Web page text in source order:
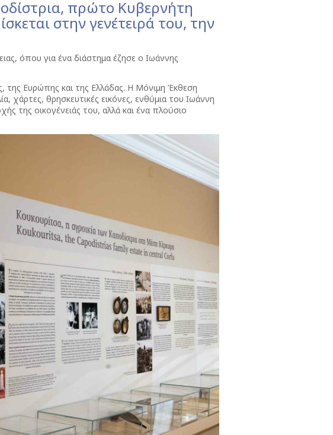
πρώτο Κυβερνήτη
στην γενέτειρά του, την
όπου για ένα διάστημα έζησε ο Ιωάννης
της Ευρώπης και της Ελλάδας. Η Μόνιμη Έκθεση
χάρτες, θρησκευτικές εικόνες, ενθύμια του Ιωάννη
της οικογένειάς του, αλλά και ένα πλούσιο